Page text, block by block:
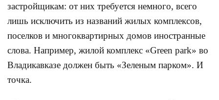
застройщикам: от них требуется немного, всего
лишь исключить из названий жилых комплексов,
поселков и многоквартирных домов иностранные
слова. Например, жилой комплекс «Green park» во
Владикавказе должен быть «Зеленым парком». И
точка.